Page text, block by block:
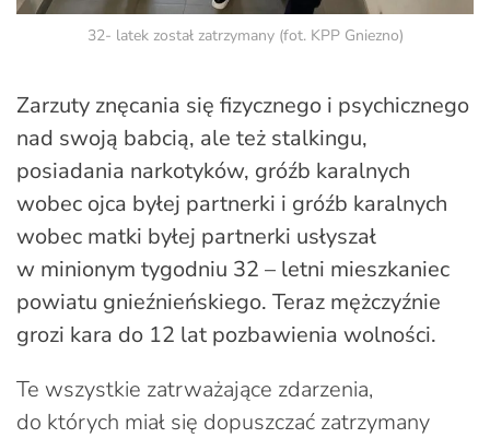
32- latek został zatrzymany (fot. KPP Gniezno)
Zarzuty znęcania się fizycznego i psychicznego
nad swoją babcią, ale też stalkingu,
posiadania narkotyków, gróźb karalnych
wobec ojca byłej partnerki i gróźb karalnych
wobec matki byłej partnerki usłyszał
w minionym tygodniu 32 – letni mieszkaniec
powiatu gnieźnieńskiego. Teraz mężczyźnie
grozi kara do 12 lat pozbawienia wolności.
Te wszystkie zatrważające zdarzenia,
do których miał się dopuszczać zatrzymany